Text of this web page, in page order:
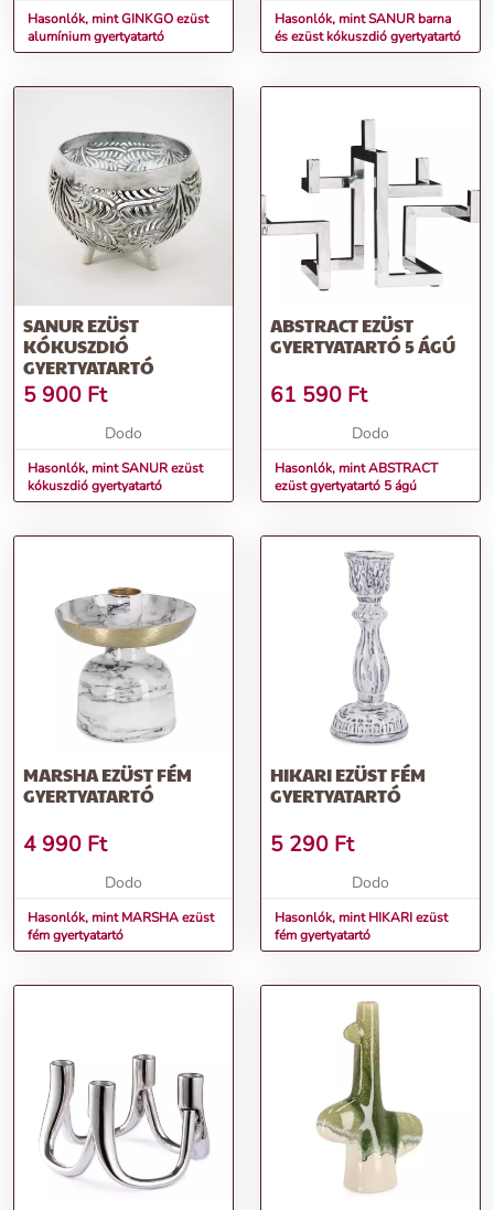
Hasonlók, mint GINKGO ezüst
alumínium gyertyatartó
Hasonlók, mint SANUR barna
és ezüst kókuszdió gyertyatartó
SANUR EZÜST
KÓKUSZDIÓ
GYERTYATARTÓ
5 900 Ft
Dodo
Hasonlók, mint SANUR ezüst
kókuszdió gyertyatartó
ABSTRACT EZÜST
GYERTYATARTÓ 5 ÁGÚ
61 590 Ft
Dodo
Hasonlók, mint ABSTRACT
ezüst gyertyatartó 5 ágú
MARSHA EZÜST FÉM
GYERTYATARTÓ
4 990 Ft
Dodo
Hasonlók, mint MARSHA ezüst
fém gyertyatartó
HIKARI EZÜST FÉM
GYERTYATARTÓ
5 290 Ft
Dodo
Hasonlók, mint HIKARI ezüst
fém gyertyatartó